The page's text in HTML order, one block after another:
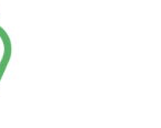
15歲開始獨
過是身邊小
下雨，連雲彩
，早餐後只好
平方呎，涼